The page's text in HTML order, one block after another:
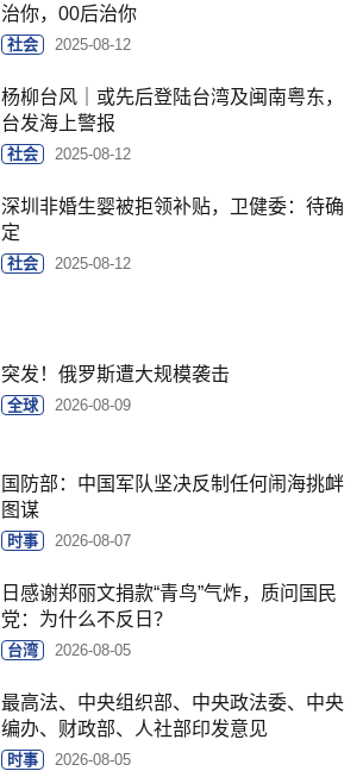
治你，00后治你
社会 2025-08-12
杨柳台风｜或先后登陆台湾及闽南粤东，
台发海上警报
社会 2025-08-12
深圳非婚生婴被拒领补贴，卫健委：待确
定
社会 2025-08-12
突发！俄罗斯遭大规模袭击
全球 2026-08-09
国防部：中国军队坚决反制任何闹海挑衅
图谋
时事 2026-08-07
日感谢郑丽文捐款“青鸟”气炸，质问国民
党：为什么不反日？
台湾 2026-08-05
最高法、中央组织部、中央政法委、中央
编办、财政部、人社部印发意见
时事 2026-08-05